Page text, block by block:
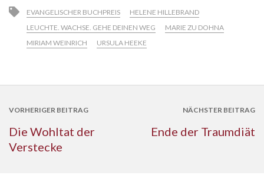
EVANGELISCHER BUCHPREIS
HELENE HILLEBRAND
LEUCHTE. WACHSE. GEHE DEINEN WEG
MARIE ZU DOHNA
MIRIAM WEINRICH
URSULA HEEKE
VORHERIGER BEITRAG
Die Wohltat der
Verstecke
NÄCHSTER BEITRAG
Ende der Traumdiät